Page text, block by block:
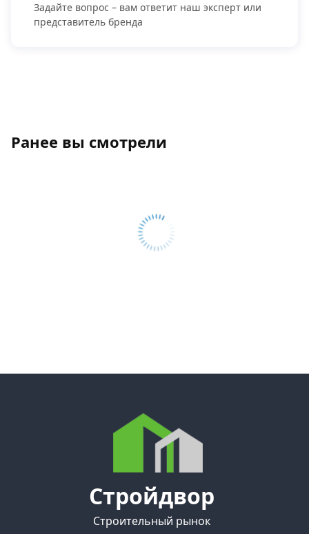
Задайте вопрос – вам ответит наш эксперт или
представитель бренда
Ранее вы смотрели
Стройдвор
Строительный рынок